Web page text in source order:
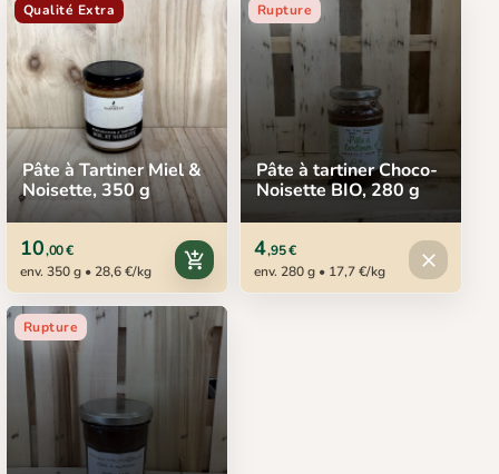
Qualité Extra
Pâte à Tartiner Miel &
Noisette, 350 g
10,00 €
env. 350 g • 28,6 €/kg
add_shopping_cart
Rupture
Pâte à tartiner Choco-
Noisette BIO, 280 g
4,95 €
env. 280 g • 17,7 €/kg
close Produit
Rupture